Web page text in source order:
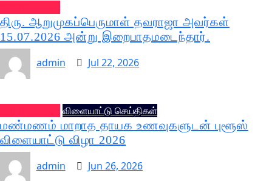
திரு. ஆறுமுகப்பெருமாள் தவராஜா அவர்கள்
15.07.2026 அன்று இறைபாதமடைந்தார்.
admin
Jul 22, 2026
விளையாட்டு செய்திகள்
மண்மணம் மாறாத தாயக உணவுகளுடன் புளூஸ்
விளையாட்டு விழா 2026
admin
Jun 26, 2026